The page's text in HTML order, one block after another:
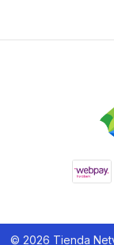
© 2026 Tienda